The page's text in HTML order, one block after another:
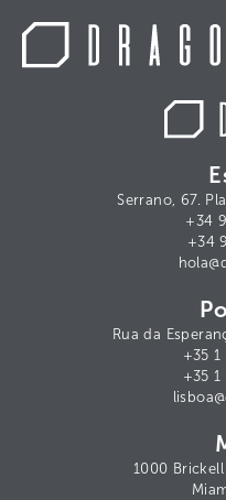
Serrano, 67.
+34
+34
Rua da
+35 1
+35 1
1000 Brickell